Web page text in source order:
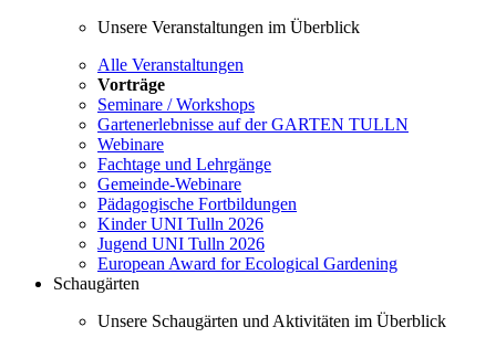
Unsere Veranstaltungen im Überblick
Alle Veranstaltungen
Vorträge
Seminare / Workshops
Gartenerlebnisse auf der GARTEN TULLN
Webinare
Fachtage und Lehrgänge
Gemeinde-Webinare
Pädagogische Fortbildungen
Kinder UNI Tulln 2026
Jugend UNI Tulln 2026
European Award for Ecological Gardening
Schaugärten
Unsere Schaugärten und Aktivitäten im Überblick